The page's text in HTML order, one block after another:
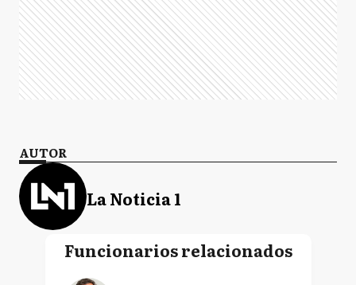
AUTOR
La Noticia 1
Funcionarios relacionados